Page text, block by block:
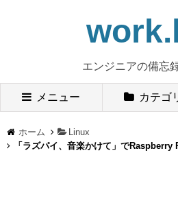
エンジニアの備忘
メニュー カテゴ
ホーム
Linux
「ラズパイ、音楽かけて」で